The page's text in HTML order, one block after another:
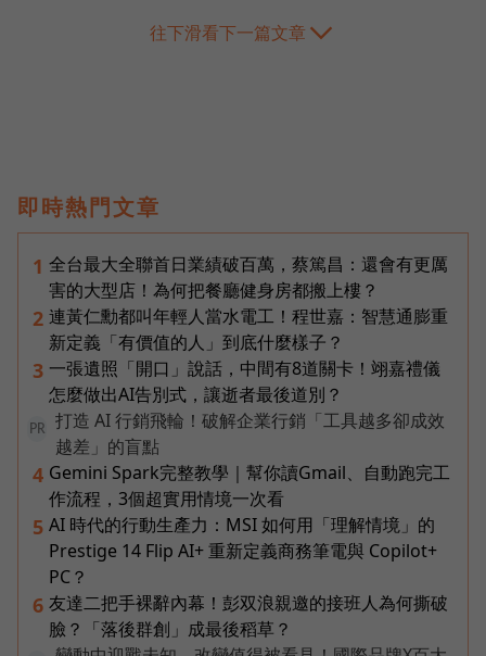
往下滑看下一篇文章
即時熱門文章
1 全台最大全聯首日業績破百萬，蔡篤昌：還會有更厲
害的大型店！為何把餐廳健身房都搬上樓？
2 連黃仁勳都叫年輕人當水電工！程世嘉：智慧通膨重
新定義「有價值的人」到底什麼樣子？
3 一張遺照「開口」說話，中間有8道關卡！翊嘉禮儀
怎麼做出AI告別式，讓逝者最後道別？
PR
打造 AI 行銷飛輪！破解企業行銷「工具越多卻成效
越差」的盲點
4 Gemini Spark完整教學｜幫你讀Gmail、自動跑完工
作流程，3個超實用情境一次看
5 AI 時代的行動生產力：MSI 如何用「理解情境」的
Prestige 14 Flip AI+ 重新定義商務筆電與 Copilot+
PC？
6 友達二把手裸辭內幕！彭双浪親邀的接班人為何撕破
臉？「落後群創」成最後稻草？